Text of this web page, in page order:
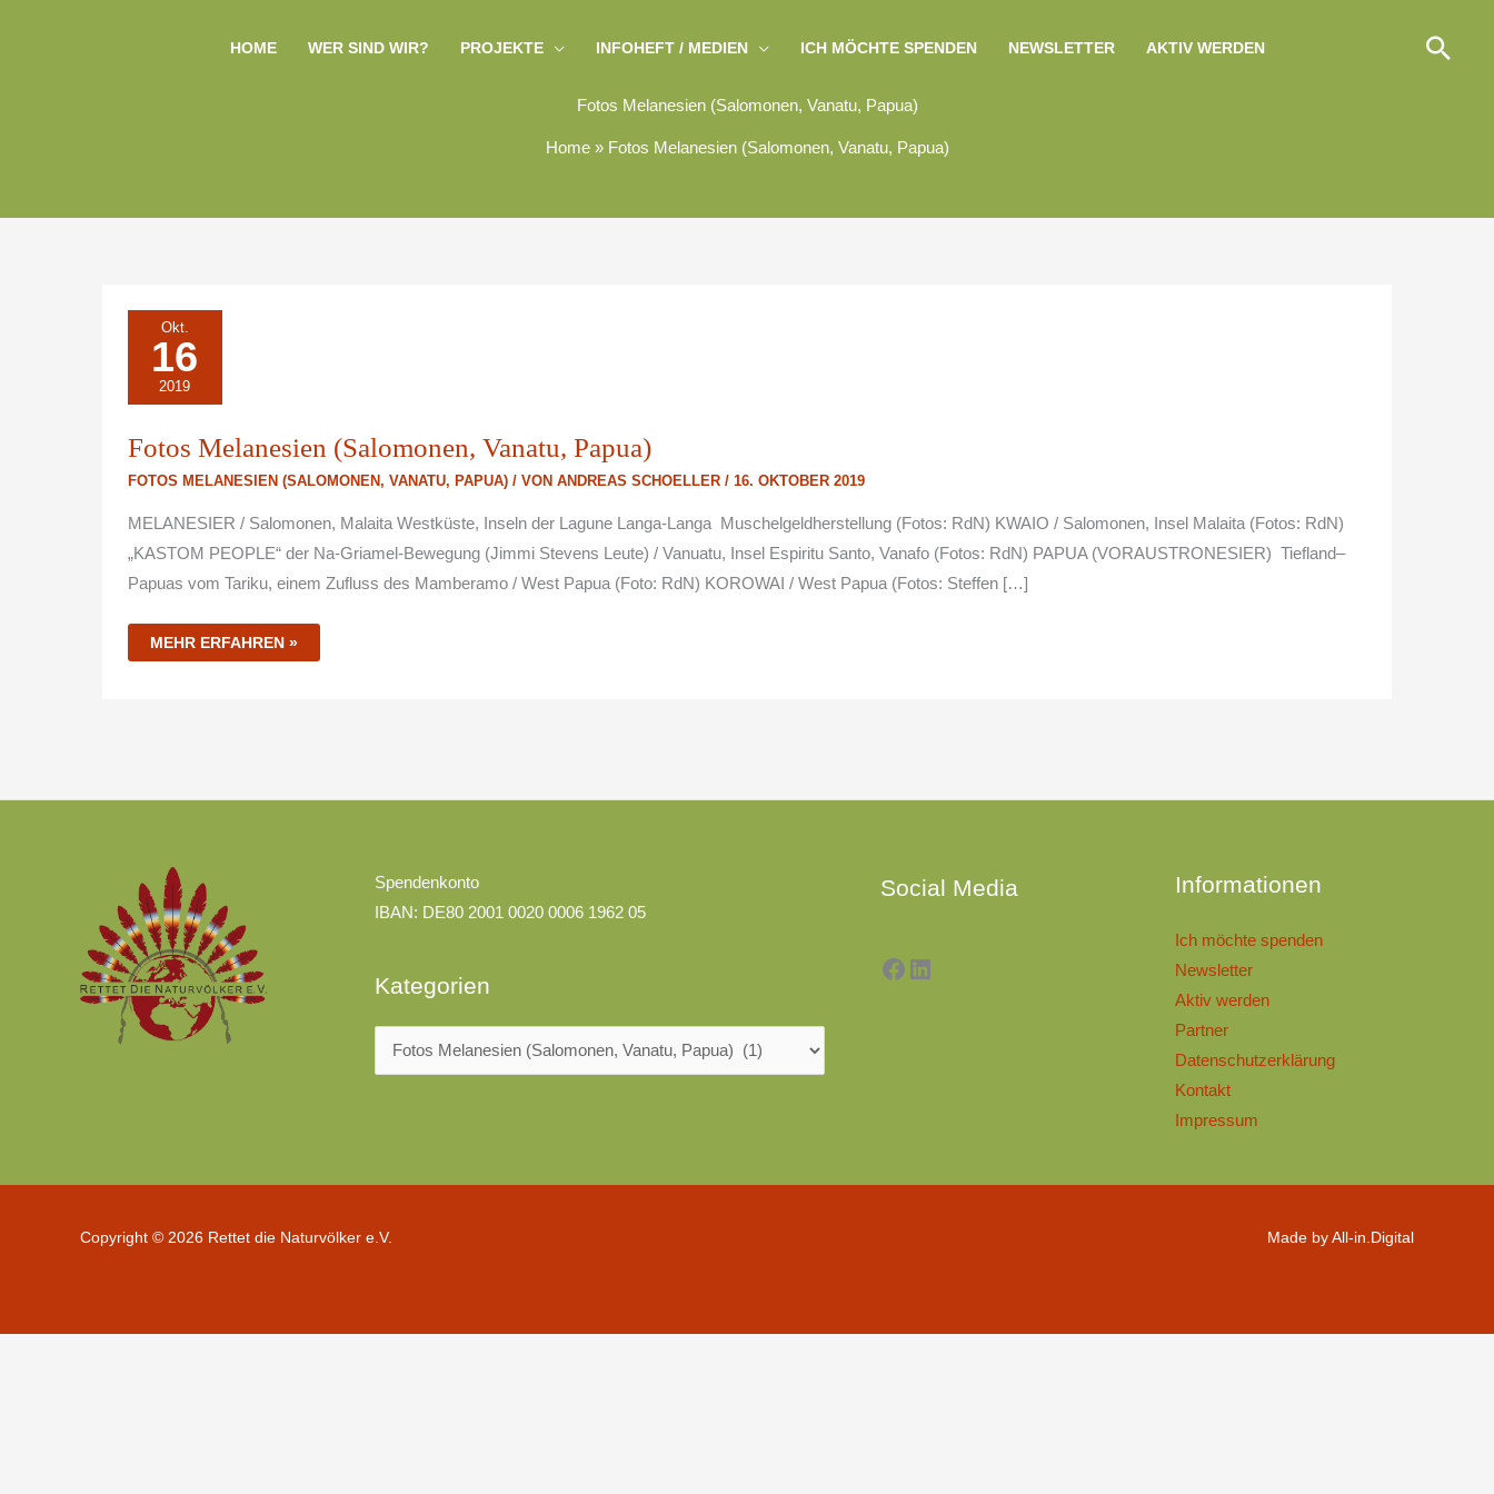
HOME WER SIND WIR? PROJEKTE INFOHEFT / MEDIEN ICH MÖCHTE SPENDEN NEWSLETTER AKTIV WERDEN
Fotos Melanesien (Salomonen, Vanatu, Papua)
Home » Fotos Melanesien (Salomonen, Vanatu, Papua)
Okt.
16
2019
Fotos Melanesien (Salomonen, Vanatu, Papua)
FOTOS MELANESIEN (SALOMONEN, VANATU, PAPUA)/ VON ANDREAS SCHOELLER / 16. OKTOBER 2019
MELANESIER / Salomonen, Malaita Westküste, Inseln der Lagune Langa-Langa Muschelgeldherstellung (Fotos: RdN) KWAIO / Salomonen, Insel Malaita (Fotos: RdN)
„KASTOM PEOPLE“ der Na-Griamel-Bewegung (Jimmi Stevens Leute) / Vanuatu, Insel Espiritu Santo, Vanafo (Fotos: RdN) PAPUA (VORAUSTRONESIER) Tiefland–
Papuas vom Tariku, einem Zufluss des Mamberamo / West Papua (Foto: RdN) KOROWAI / West Papua (Fotos: Steffen […]
FOTOS
MELANESIEN
(SALOMONEN,
VANATU,
PAPUA)
MEHR ERFAHREN »
Spendenkonto
IBAN: DE80 2001 0020 0006 1962 05
Kategorien
Kategorien Social Media Informationen
Ich möchte spenden
Newsletter
Aktiv werden
Partner
Datenschutzerklärung
Kontakt
Impressum
Copyright © 2026 Rettet die Naturvölker e.V. Made by All-in.Digital